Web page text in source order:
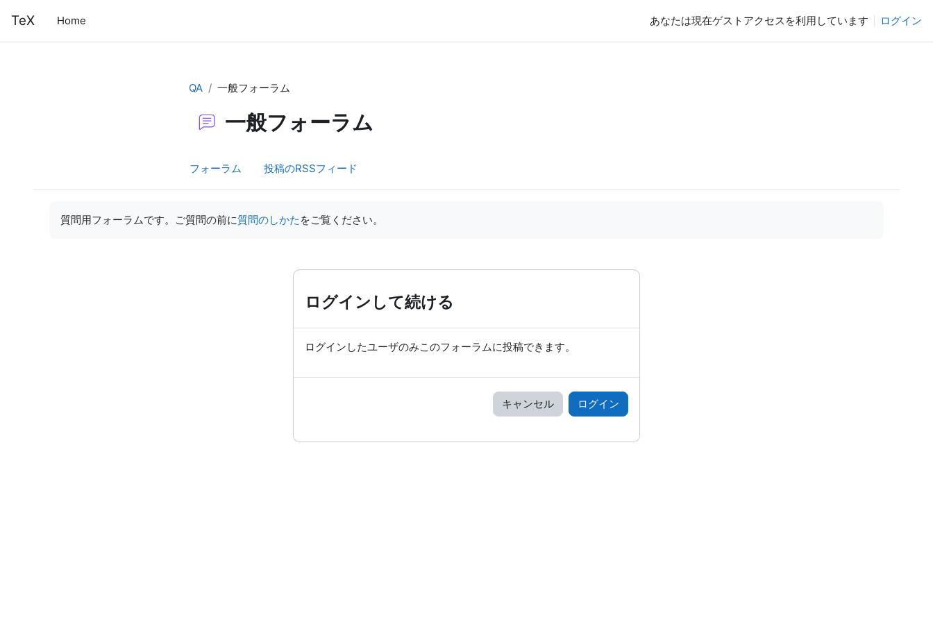
TeX Home あなたは現在ゲストアクセスを利用しています ログイン
QA 一般フォーラム
一般フォーラム
フォーラム 投稿のRSSフィード
質問用フォーラムです。ご質問の前に質問のしかた をご覧ください。
ログインして続ける
ログインしたユーザのみこのフォーラムに投稿できます。
キャンセル ログイン